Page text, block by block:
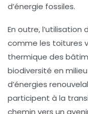
d’énergie fossiles.
En outre,
comme les toitures
thermique des
biodiversité en
d’énergies
participent à la
chemin vers un